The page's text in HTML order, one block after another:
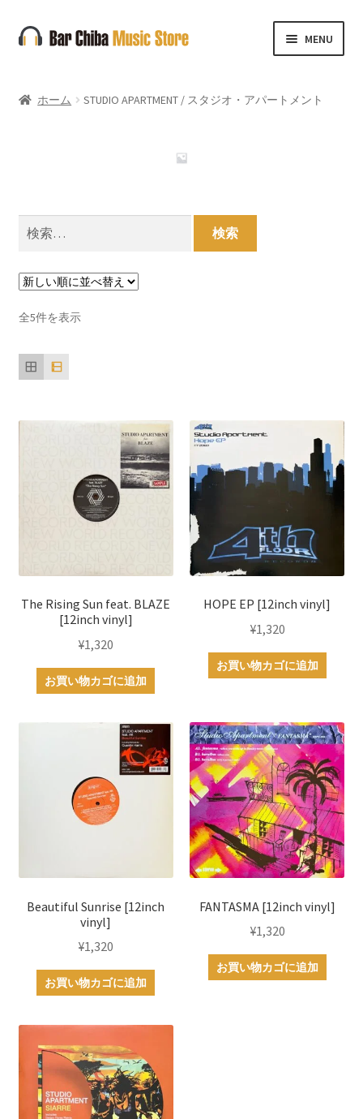
ナ
ビ
ー
キ
ッ
コ
ン
ン
プ
MENU
ホーム STUDIO APARTMENT / スタジオ・アパートメント
検
索:
全5件を表示新
The Rising Sun feat. BLAZE
[12inch vinyl]
¥1,320
お買い物カゴに追加
HOPE EP [12inch vinyl]
¥1,320
お買い物カゴに追加
Beautiful Sunrise [12inch
vinyl]
¥1,320
お買い物カゴに追加
FANTASMA [12inch vinyl]
¥1,320
お買い物カゴに追加